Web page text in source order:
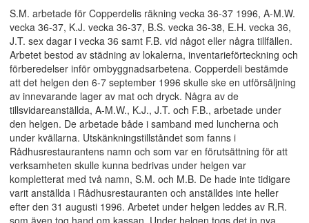
S.M. arbetade för Copperdelis räkning vecka 36-37 1996, A-M.W.
vecka 36-37, K.J. vecka 36-37, B.S. vecka 36-38, E.H. vecka 36,
J.T. sex dagar i vecka 36 samt F.B. vid något eller några tillfällen.
Arbetet bestod av städning av lokalerna, inventarieförteckning och
förberedelser inför ombyggnadsarbetena. Copperdeli bestämde
att det helgen den 6-7 september 1996 skulle ske en utförsäljning
av innevarande lager av mat och dryck. Några av de
tillsvidareanställda, A-M.W., K.J., J.T. och F.B., arbetade under
den helgen. De arbetade både i samband med luncherna och
under kvällarna. Utskänkningstillståndet som fanns i
Rådhusrestaurantens namn och som var en förutsättning för att
verksamheten skulle kunna bedrivas under helgen var
kompletterat med två namn, S.M. och M.B. De hade inte tidigare
varit anställda i Rådhusrestauranten och anställdes inte heller
efter den 31 augusti 1996. Arbetet under helgen leddes av R.R.
som även tog hand om kassan. Under helgen togs det in nya